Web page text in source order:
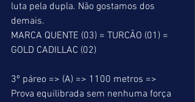
luta pela dupla. Não gostamos dos
demais.
MARCA QUENTE (03) = TURCÃO (01) =
GOLD CADILLAC (02)
3º páreo => (A) => 1100 metros =>
Prova equilibrada sem nenhuma força